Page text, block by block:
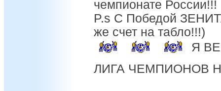
чемпионате России!!!
P.s С Победой
же счет на табло!!!)
Я
ЛИГА ЧЕМПИОНОВ